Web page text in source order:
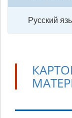
Русский